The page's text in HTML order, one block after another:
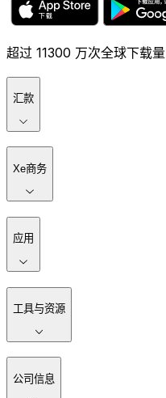
超过 11300 万次全球下载量
汇款
Xe商务
应用
工具与资源
公司信息